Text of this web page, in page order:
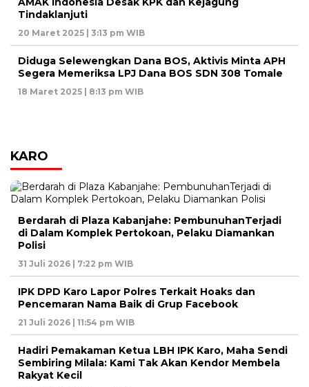
Tindaklanjuti
20 Maret 2025 | 3:13 pm WIB
Diduga Selewengkan Dana BOS, Aktivis Minta APH
Segera Memeriksa LPJ Dana BOS SDN 308 Tomale
18 Maret 2025 | 8:13 pm WIB
KARO
Berdarah di Plaza Kabanjahe: PembunuhanTerjadi
di Dalam Komplek Pertokoan, Pelaku Diamankan
Polisi
31 Juli 2026 | 7:22 pm WIB
IPK DPD Karo Lapor Polres Terkait Hoaks dan
Pencemaran Nama Baik di Grup Facebook
21 Juli 2026 | 11:54 pm WIB
Hadiri Pemakaman Ketua LBH IPK Karo, Maha Sendi
Sembiring Milala: Kami Tak Akan Kendor Membela
Rakyat Kecil